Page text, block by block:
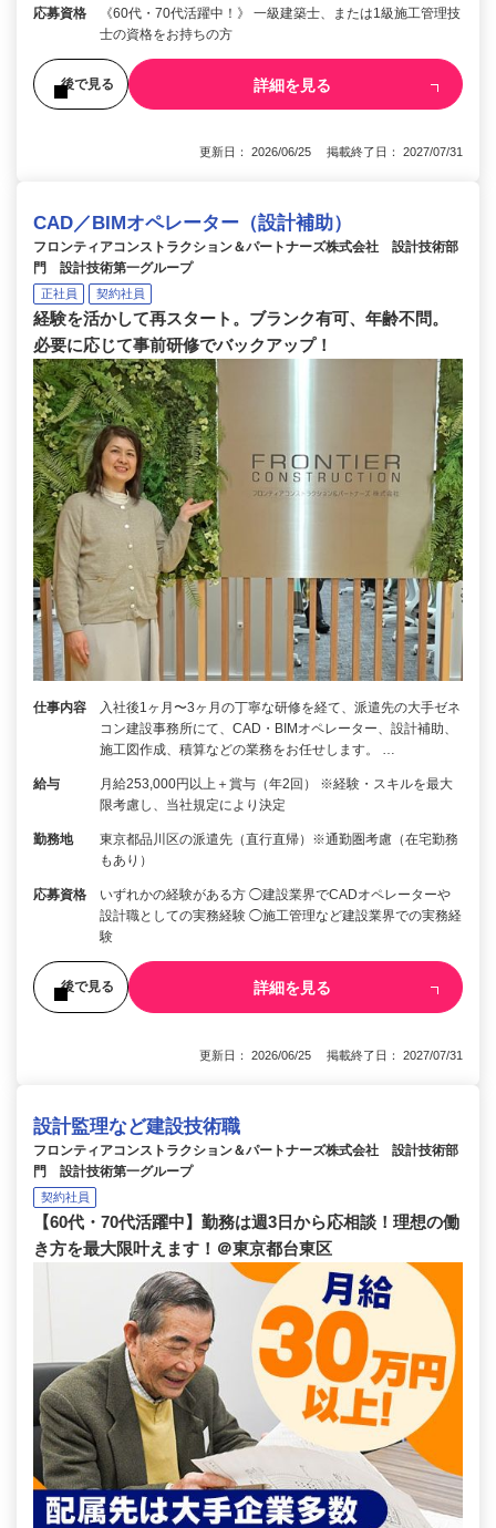
応募資格
《60代・70代活躍中！》 一級建築士、または1級施工管理技
士の資格をお持ちの方
後で見る 詳細を見る
更新日： 2026/06/25 掲載終了日： 2027/07/31
CAD／BIMオペレーター（設計補助）
フロンティアコンストラクション＆パートナーズ株式会社 設計技術部
門 設計技術第一グループ
正社員 契約社員
経験を活かして再スタート。ブランク有可、年齢不問。
必要に応じて事前研修でバックアップ！
仕事内容
入社後1ヶ月〜3ヶ月の丁寧な研修を経て、派遣先の大手ゼネ
コン建設事務所にて、CAD・BIMオペレーター、設計補助、
施工図作成、積算などの業務をお任せします。 …
給与
月給253,000円以上＋賞与（年2回） ※経験・スキルを最大
限考慮し、当社規定により決定
勤務地
東京都品川区の派遣先（直行直帰）※通勤圏考慮（在宅勤務
もあり）
応募資格
いずれかの経験がある方 ◯建設業界でCADオペレーターや
設計職としての実務経験 ◯施工管理など建設業界での実務経
験
後で見る 詳細を見る
更新日： 2026/06/25 掲載終了日： 2027/07/31
設計監理など建設技術職
フロンティアコンストラクション＆パートナーズ株式会社 設計技術部
門 設計技術第一グループ
契約社員
【60代・70代活躍中】勤務は週3日から応相談！理想の働
き方を最大限叶えます！＠東京都台東区